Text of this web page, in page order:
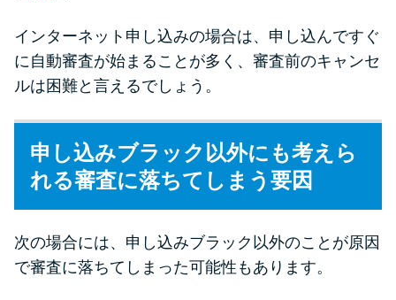
インターネット申し込みの場合は、申し込んですぐ
に自動審査が始まることが多く、審査前のキャンセ
ルは困難と言えるでしょう。
申し込みブラック以外にも考えら
れる審査に落ちてしまう要因
次の場合には、申し込みブラック以外のことが原因
で審査に落ちてしまった可能性もあります。